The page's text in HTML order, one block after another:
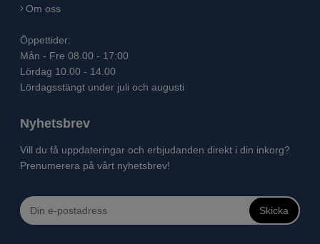
Om oss
Öppettider:
Mån - Fre 08.00 - 17:00
Lördag 10.00 - 14.00
Lördagsstängt under juli och augusti
Nyhetsbrev
Vill du få uppdateringar och erbjudanden direkt i din inkorg?
Prenumerera på vårt nyhetsbrev!
Skicka